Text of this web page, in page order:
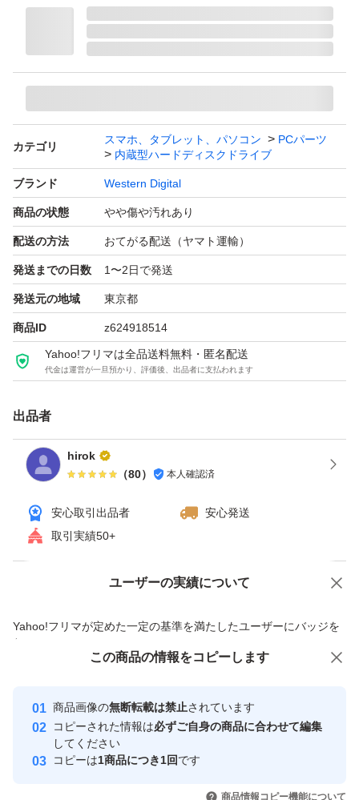
中古品のため使用に伴う細かなスレ等はご了承ください。
(製造2019/3)
・すり替え防止のため、返品、交換、返金をお受けできな
・起動時、高回転特有の回転音・アクセス音は若干は発生
します。ただ、他社と比べると個人的に静かな部類だと思
います。もちろん問題なく使用できていました。
・相性問題なども含め自己責任で対応いただけることを前
提で、ご検討ください。
※あくまで中古品であることをご理解いただき、神経質な
方はご遠慮ください。
<下記の紹介ページも参考にしてください>
https://chimolog.co/bto-hdd-wd-dc-hc310/
［内蔵HDD/3.5インチ]
メーカー：Western Digital (HGST製)
型番：HUS726T4TALE6L4
HDD容量：4000.0 GB
ドライブ回転数：5400rpm
カテゴリ
スマホ、タブレット、パソコン
PCパーツ
内蔵型ハードディスクドライブ
ブランド Western Digital
商品の状態 やや傷や汚れあり
配送の方法 おてがる配送（ヤマト運輸）
発送までの日数 1〜2日で発送
発送元の地域 東京都
商品ID z624918514
Yahoo!フリマは全品送料無料・匿名配送
代金は運営が一旦預かり、評価後、出品者に支払われます
出品者
hirok
（80） 本人確認済
安心取引出品者
安心発送
取引実績50+
ユーザーの実績について
Yahoo!フリマが定めた一定の基準を満たしたユーザーにバッジを
付与しています
安心取引出品者
心・安全なユーザーです
取引実績
引を完了させた実績があります
価格の相談 商品への質問
この商品の情報をコピーします
商品画像の無断転載は禁止されています
コピーされた情報は必ずご自身の商品に合わせて編集
してください
コピーは1商品につき1回です
商品情報コピー機能について
この商品をみている人にオススメ